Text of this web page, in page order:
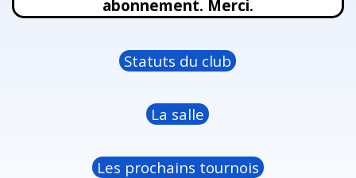
abonnement. Merci.
Statuts du club
La salle
Les prochains tournois